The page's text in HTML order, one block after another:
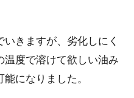
きますが、劣化しにく
温度で溶けて欲しい油み
になりました。